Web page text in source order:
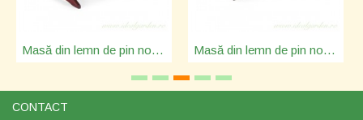
Masă din lemn de pin nordic - 92106 Masă din lemn de pin nordic - 12285
CONTACT